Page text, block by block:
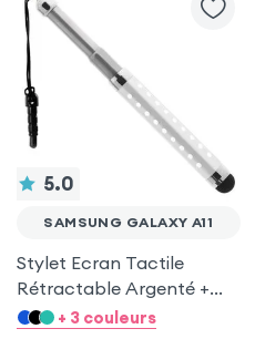
5.0
SAMSUNG GALAXY A11
Stylet Ecran Tactile
Rétractable Argenté +
Attache Jack 3.5 mm
+ 3 couleurs